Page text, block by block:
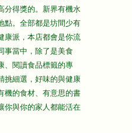
分得獎的。新界有機水
點。全部都是坊間少有
康派，本店都會是你流
事當中，除了是美食
、閱讀食品標籤的專
挑細選，好味的與健康
機的食材、有意思的書
你與你的家人都能活在